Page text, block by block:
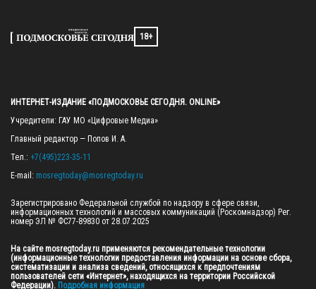
18+
ИНТЕРНЕТ-ИЗДАНИЕ «ПОДМОСКОВЬЕ СЕГОДНЯ. ONLINE»
Учредители: ГАУ МО «Цифровые Медиа»
Главный редактор — Попов И. А.
Тел.: +7(495)223-35-11
E-mail: mosregtoday@mosregtoday.ru
Зарегистрировано Федеральной службой по надзору в сфере связи,
информационных технологий и массовых коммуникаций (Роскомнадзор) Рег.
номер ЭЛ № ФС77-89830 от 28.07.2025
На сайте mosregtoday.ru применяются рекомендательные технологии
(информационные технологии предоставления информации на основе сбора,
систематизации и анализа сведений, относящихся к предпочтениям
пользователей сети «Интернет», находящихся на территории Российской
Федерации). Подробная информация